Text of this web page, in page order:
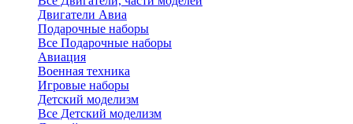
Двигатели Авиа
Подарочные наборы
Все Подарочные наборы
Авиация
Военная техника
Игровые наборы
Детский моделизм
Все Детский моделизм